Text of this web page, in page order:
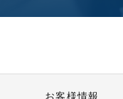
お客様情報